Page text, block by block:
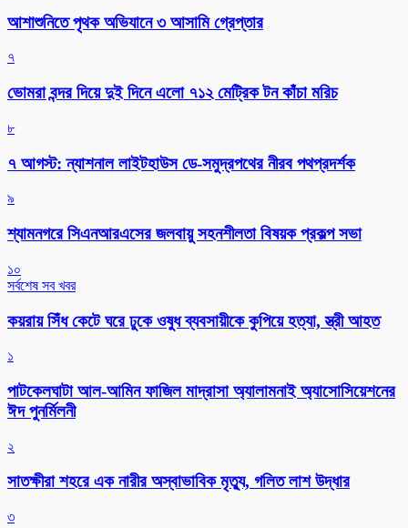
আশাশুনিতে পৃথক অভিযানে ৩ আসামি গ্রেপ্তার
৭
ভোমরা বন্দর দিয়ে দুই দিনে এলো ৭১২ মেট্রিক টন কাঁচা মরিচ
৮
৭ আগস্ট: ন্যাশনাল লাইটহাউস ডে-সমুদ্রপথের নীরব পথপ্রদর্শক
৯
শ্যামনগরে সিএনআরএসের জলবায়ু সহনশীলতা বিষয়ক প্রকল্প সভা
১০
সর্বশেষ সব খবর
কয়রায় সিঁধ কেটে ঘরে ঢুকে ওষুধ ব্যবসায়ীকে কুপিয়ে হত্যা, স্ত্রী আহত
১
পাটকেলঘাটা আল-আমিন ফাজিল মাদ্রাসা অ্যালামনাই অ্যাসোসিয়েশনের
ঈদ পুনর্মিলনী
২
সাতক্ষীরা শহরে এক নারীর অস্বাভাবিক মৃত্যু, গলিত লাশ উদ্ধার
৩